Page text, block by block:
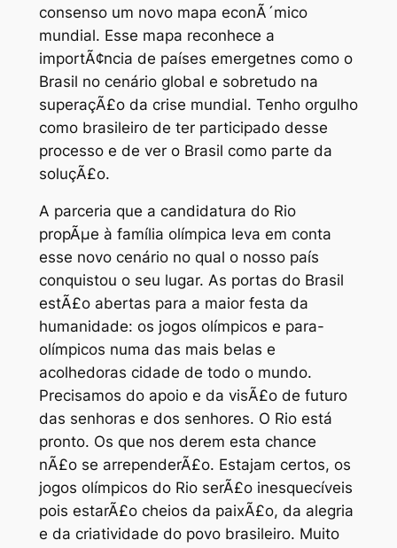
consenso um novo mapa econÃ´mico
mundial. Esse mapa reconhece a
importÃ¢ncia de países emergetnes como o
Brasil no cenário global e sobretudo na
superaçÃ£o da crise mundial. Tenho orgulho
como brasileiro de ter participado desse
processo e de ver o Brasil como parte da
soluçÃ£o.
A parceria que a candidatura do Rio
propÃµe à família olímpica leva em conta
esse novo cenário no qual o nosso país
conquistou o seu lugar. As portas do Brasil
estÃ£o abertas para a maior festa da
humanidade: os jogos olímpicos e para-
olímpicos numa das mais belas e
acolhedoras cidade de todo o mundo.
Precisamos do apoio e da visÃ£o de futuro
das senhoras e dos senhores. O Rio está
pronto. Os que nos derem esta chance
nÃ£o se arrependerÃ£o. Estajam certos, os
jogos olímpicos do Rio serÃ£o inesquecíveis
pois estarÃ£o cheios da paixÃ£o, da alegria
e da criatividade do povo brasileiro. Muito